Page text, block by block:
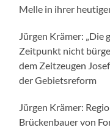
Melle in ihrer
Jürgen Krämer: „Die
Zeitpunkt nicht
dem Zeitzeugen
der Gebietsreform
Jürgen Krämer:
Brückenbauer von